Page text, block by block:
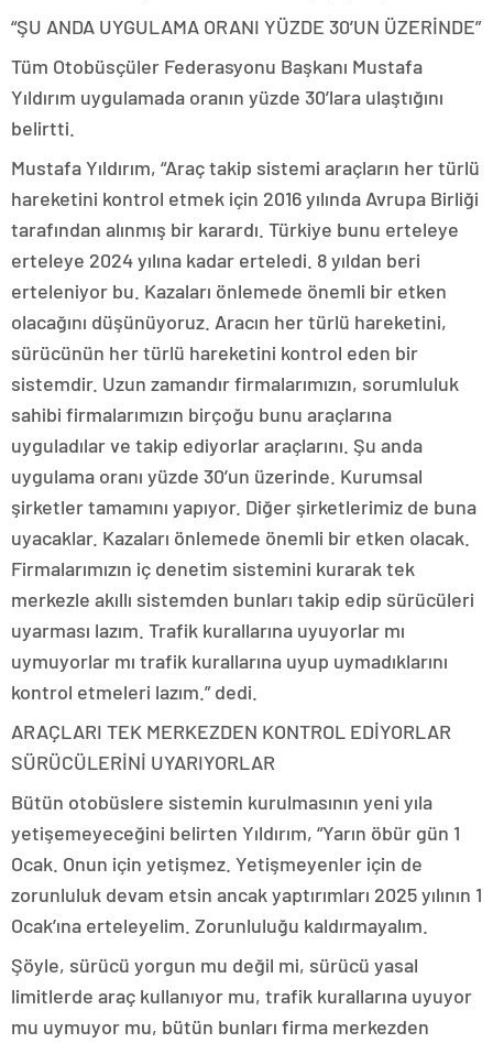
“ŞU ANDA UYGULAMA ORANI YÜZDE 30’UN ÜZERİNDE”
Tüm Otobüsçüler Federasyonu Başkanı Mustafa
Yıldırım uygulamada oranın yüzde 30’lara ulaştığını
belirtti.
Mustafa Yıldırım, “Araç takip sistemi araçların her türlü
hareketini kontrol etmek için 2016 yılında Avrupa Birliği
tarafından alınmış bir karardı. Türkiye bunu erteleye
erteleye 2024 yılına kadar erteledi. 8 yıldan beri
erteleniyor bu. Kazaları önlemede önemli bir etken
olacağını düşünüyoruz. Aracın her türlü hareketini,
sürücünün her türlü hareketini kontrol eden bir
sistemdir. Uzun zamandır firmalarımızın, sorumluluk
sahibi firmalarımızın birçoğu bunu araçlarına
uyguladılar ve takip ediyorlar araçlarını. Şu anda
uygulama oranı yüzde 30’un üzerinde. Kurumsal
şirketler tamamını yapıyor. Diğer şirketlerimiz de buna
uyacaklar. Kazaları önlemede önemli bir etken olacak.
Firmalarımızın iç denetim sistemini kurarak tek
merkezle akıllı sistemden bunları takip edip sürücüleri
uyarması lazım. Trafik kurallarına uyuyorlar mı
uymuyorlar mı trafik kurallarına uyup uymadıklarını
kontrol etmeleri lazım.” dedi.
ARAÇLARI TEK MERKEZDEN KONTROL EDİYORLAR
SÜRÜCÜLERİNİ UYARIYORLAR
Bütün otobüslere sistemin kurulmasının yeni yıla
yetişemeyeceğini belirten Yıldırım, “Yarın öbür gün 1
Ocak. Onun için yetişmez. Yetişmeyenler için de
zorunluluk devam etsin ancak yaptırımları 2025 yılının 1
Ocak’ına erteleyelim. Zorunluluğu kaldırmayalım.
Şöyle, sürücü yorgun mu değil mi, sürücü yasal
limitlerde araç kullanıyor mu, trafik kurallarına uyuyor
mu uymuyor mu, bütün bunları firma merkezden